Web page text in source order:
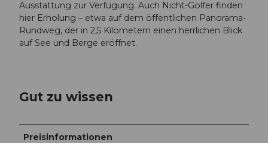
Ausstattung zur Verfügung. Auch Nicht-Golfer finden
hier Erholung – etwa auf dem öffentlichen Panorama-
Rundweg, der in 2,5 Kilometern einen herrlichen Blick
auf See und Berge eröffnet.
Gut zu wissen
Preisinformationen